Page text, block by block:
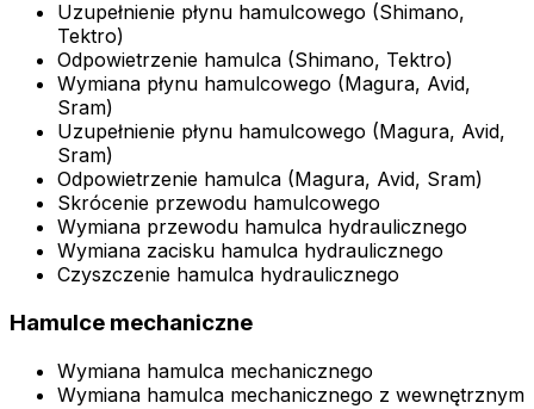
Uzupełnienie płynu hamulcowego (Shimano,
Tektro)
Odpowietrzenie hamulca (Shimano, Tektro)
Wymiana płynu hamulcowego (Magura, Avid,
Sram)
Uzupełnienie płynu hamulcowego (Magura, Avid,
Sram)
Odpowietrzenie hamulca (Magura, Avid, Sram)
Skrócenie przewodu hamulcowego
Wymiana przewodu hamulca hydraulicznego
Wymiana zacisku hamulca hydraulicznego
Czyszczenie hamulca hydraulicznego
Hamulce mechaniczne
Wymiana hamulca mechanicznego
Wymiana hamulca mechanicznego z wewnętrznym